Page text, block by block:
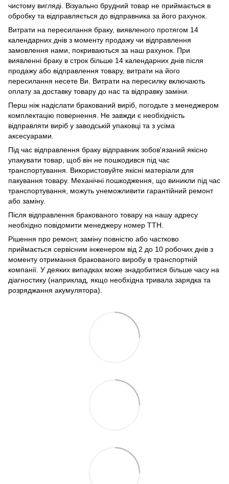
чистому вигляді. Візуально брудний товар не приймається в
обробку та відправляється до відправника за його рахунок.
Витрати на пересилання браку, виявленого протягом 14
календарних днів з моменту продажу чи відправлення
замовлення нами, покриваються за наш рахунок. При
виявленні браку в строк більше 14 календарних днів після
продажу або відправлення товару, витрати на його
пересилання несете Ви. Витрати на пересилку включають
оплату за доставку товару до нас та відправку заміни.
Перш ніж надіслати бракований виріб, погодьте з менеджером
комплектацію повернення. Не завжди є необхідність
відправляти виріб у заводській упаковці та з усіма
аксесуарами.
Під час відправлення браку відправник зобов'язаний якісно
упакувати товар, щоб він не пошкодився під час
транспортування. Використовуйте якісні матеріали для
пакування товару. Механічні пошкодження, що виникли під час
транспортування, можуть унеможливити гарантійний ремонт
або заміну.
Після відправлення бракованого товару на нашу адресу
необхідно повідомити менеджеру номер ТТН.
Рішення про ремонт, заміну повністю або частково
приймається сервісним інженером від 2 до 10 робочих днів з
моменту отримання бракованого виробу в транспортній
компанії. У деяких випадках може знадобитися більше часу на
діагностику (наприклад, якщо необхідна тривала зарядка та
розряджання акумулятора).